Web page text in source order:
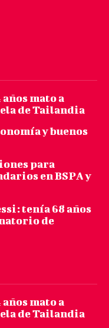
mato a
de Tailandia
y buenos
para
en BSPA y
tenía 68 años
de
mato a
de Tailandia